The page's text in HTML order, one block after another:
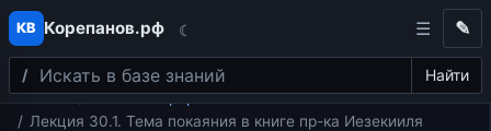
Перейти к содержимому
КВ Корепанов.рф ☾
Поиск Найти
✎
Главная
По книге пророка Иезекииля
Лекция 30.1. Тема покаяния в книге пр-ка Иезекииля